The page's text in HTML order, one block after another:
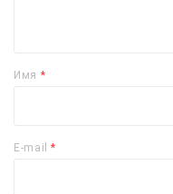
Имя *
E-mail*